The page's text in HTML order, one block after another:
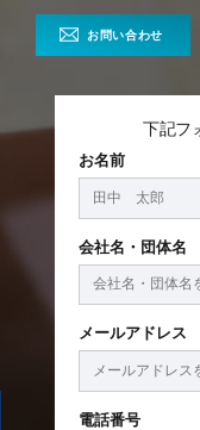
お問い合わせ
下記フ
お名前
会社名・団体名
メールアドレス
電話番号